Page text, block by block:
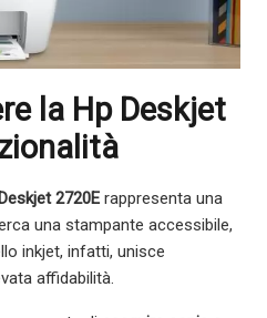
la Hp Deskjet
2720E rappresenta una
una stampante accessibile,
inkjet, infatti, unisce
affidabilità.